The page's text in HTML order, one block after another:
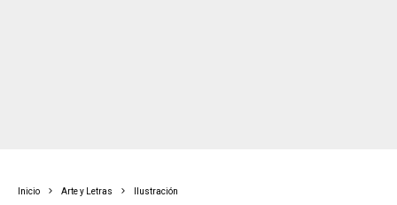
Inicio Arte y Letras Ilustración